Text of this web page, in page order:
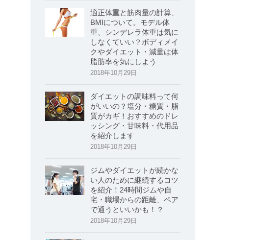
適正体重と筋肉量の計算、
BMIについて。モデル体
重、シンデレラ体重は気に
しなくていい？ボディメイ
クやダイエット・減量は体
脂肪率を気にしよう
2018年10月29日
ダイエットの調味料って何
がいいの？塩分・糖質・脂
質がカギ！おすすめのドレ
ッシング・甘味料・代用品
を紹介します
2018年10月29日
ジムやダイエットが続かな
い人のために継続するコツ
を紹介！24時間ジムや自
宅・職場からの距離、ペア
で通うといいかも！？
2018年10月29日